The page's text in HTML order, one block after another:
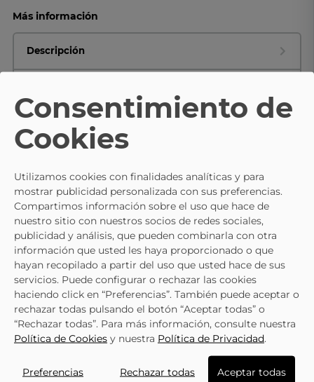
Más información
Descripción
TE PUEDE INTERESAR
CHK10
Zapatillas Cómodo De Niño CHK10
City Kids 33 Color Azul
19,95 € 32,95 €
CHK10
Zapatillas CHK10 City Kids 40
Negras
22,95 € 25,95 €
Consentimiento de
Cookies
Utilizamos cookies con finalidades analíticas y para
mostrar publicidad personalizada con sus preferencias.
Compartimos información sobre el uso que hace de
nuestro sitio con nuestros socios de redes sociales,
publicidad y análisis, que pueden combinarla con otra
información que usted les haya proporcionado o que
hayan recopilado a partir del uso que usted hace de sus
servicios. Puede configurar o rechazar las cookies
haciendo click en “Preferencias”. También puede aceptar o
rechazar todas pulsando el botón “Aceptar todas” o
“Rechazar todas”. Para más información, consulte nuestra
Política de Cookies y nuestra Política de Privacidad.
Preferencias Rechazar todas Aceptar todas